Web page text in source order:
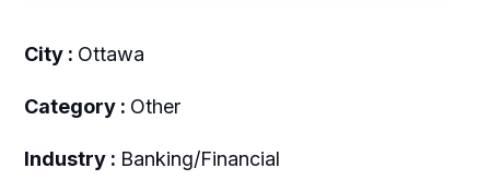
City : Ottawa
Category : Other
Industry : Banking/Financial